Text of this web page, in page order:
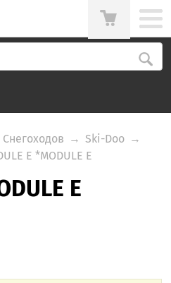
→ Ski-Doo →
E *MODULE E
E